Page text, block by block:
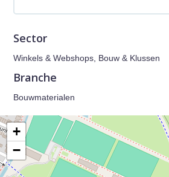
Sector
Winkels & Webshops, Bouw & Klussen
Branche
Bouwmaterialen
+
−